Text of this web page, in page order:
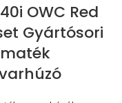
OWC Red
Gyártósori